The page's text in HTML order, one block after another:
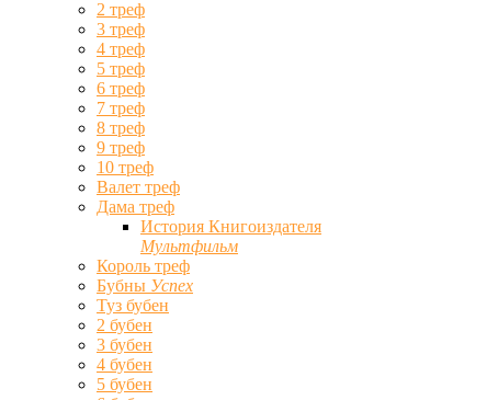
2 треф
3 треф
4 треф
5 треф
6 треф
7 треф
8 треф
9 треф
10 треф
Валет треф
Дама треф
История Книгоиздателя
Мультфильм
Король треф
Бубны Успех
Туз бубен
2 бубен
3 бубен
4 бубен
5 бубен